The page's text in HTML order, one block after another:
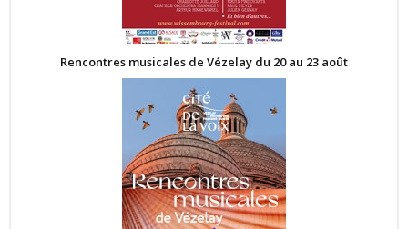
Rencontres musicales de Vézelay du 20 au 23 août